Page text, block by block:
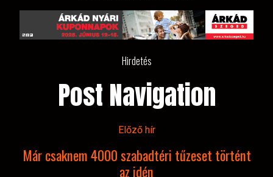
Hirdetés
Post Navigation
Előző hír
Már csaknem 4000 szabadtéri tűzeset történt
az idén